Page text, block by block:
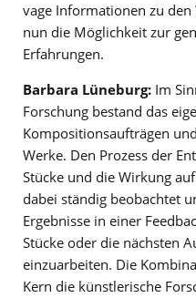
vage Informationen zu
nun die Möglichkeit zur
Erfahrungen.
Barbara Lüneburg: Im
Forschung bestand das
Kompositionsaufträgen
Werke. Den Prozess der
Stücke und die Wirkung
dabei ständig beobachtet
Ergebnisse in einer
Stücke oder die nächsten
einzuarbeiten. Die
Kern die künstlerische